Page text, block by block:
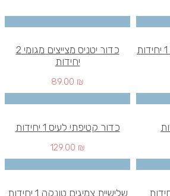
כדור יטניס מצייצים מגומי 2
יחידות
89.00 ₪
כדור קטיפתי לעיס 1 יחידות
129.00 ₪
שלישיית צמיגים טונקה 1 יחידות